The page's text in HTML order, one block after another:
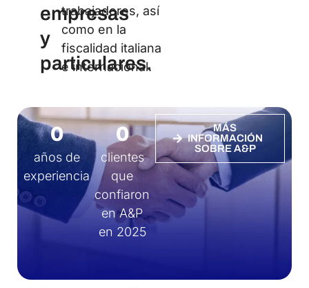
empresas
y
particulares.
trabajadores, así
como en la
fiscalidad italiana
e internacional.
años de
experiencia
0
clientes
que
confiaron
en A&P
en 2025
0
MÁS
INFORMACIÓN
SOBRE A&P